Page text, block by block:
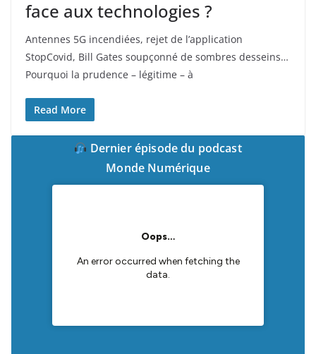
face aux technologies ?
Antennes 5G incendiées, rejet de l’application
StopCovid, Bill Gates soupçonné de sombres desseins…
Pourquoi la prudence – légitime – à
Read More
Dernier épisode du podcast
Monde Numérique